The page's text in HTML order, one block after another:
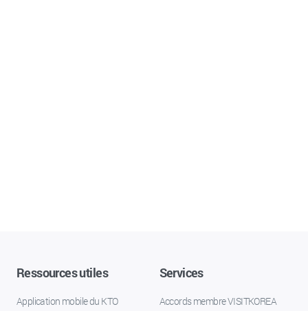
Ressources utiles
Application mobile du KTO
Services
Accords membre VISITKOREA